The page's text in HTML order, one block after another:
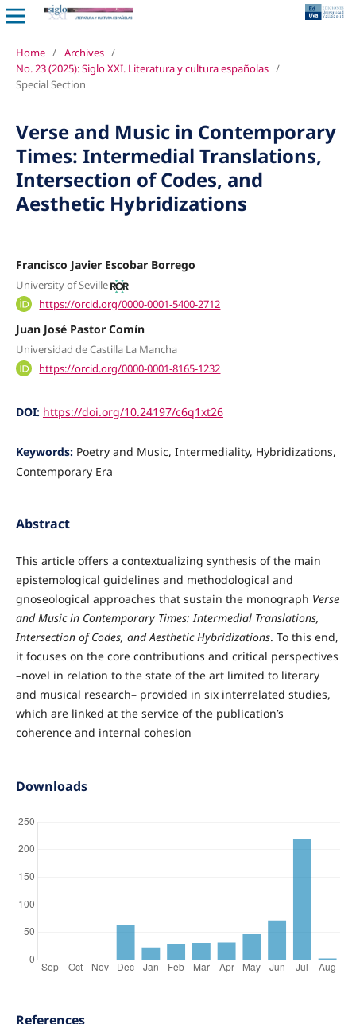
Home / Archives /
No. 23 (2025): Siglo XXI. Literatura y cultura españolas /
Special Section
Verse and Music in Contemporary
Times: Intermedial Translations,
Intersection of Codes, and
Aesthetic Hybridizations
Francisco Javier Escobar Borrego
University of Seville
https://orcid.org/0000-0001-5400-2712
Juan José Pastor Comín
Universidad de Castilla La Mancha
https://orcid.org/0000-0001-8165-1232
DOI: https://doi.org/10.24197/c6q1xt26
Keywords: Poetry and Music, Intermediality, Hybridizations,
Contemporary Era
Abstract
This article offers a contextualizing synthesis of the main
epistemological guidelines and methodological and
gnoseological approaches that sustain the monograph Verse
and Music in Contemporary Times: Intermedial Translations,
Intersection of Codes, and Aesthetic Hybridizations. To this end,
it focuses on the core contributions and critical perspectives
–novel in relation to the state of the art limited to literary
and musical research– provided in six interrelated studies,
which are linked at the service of the publication’s
coherence and internal cohesion
Downloads
References